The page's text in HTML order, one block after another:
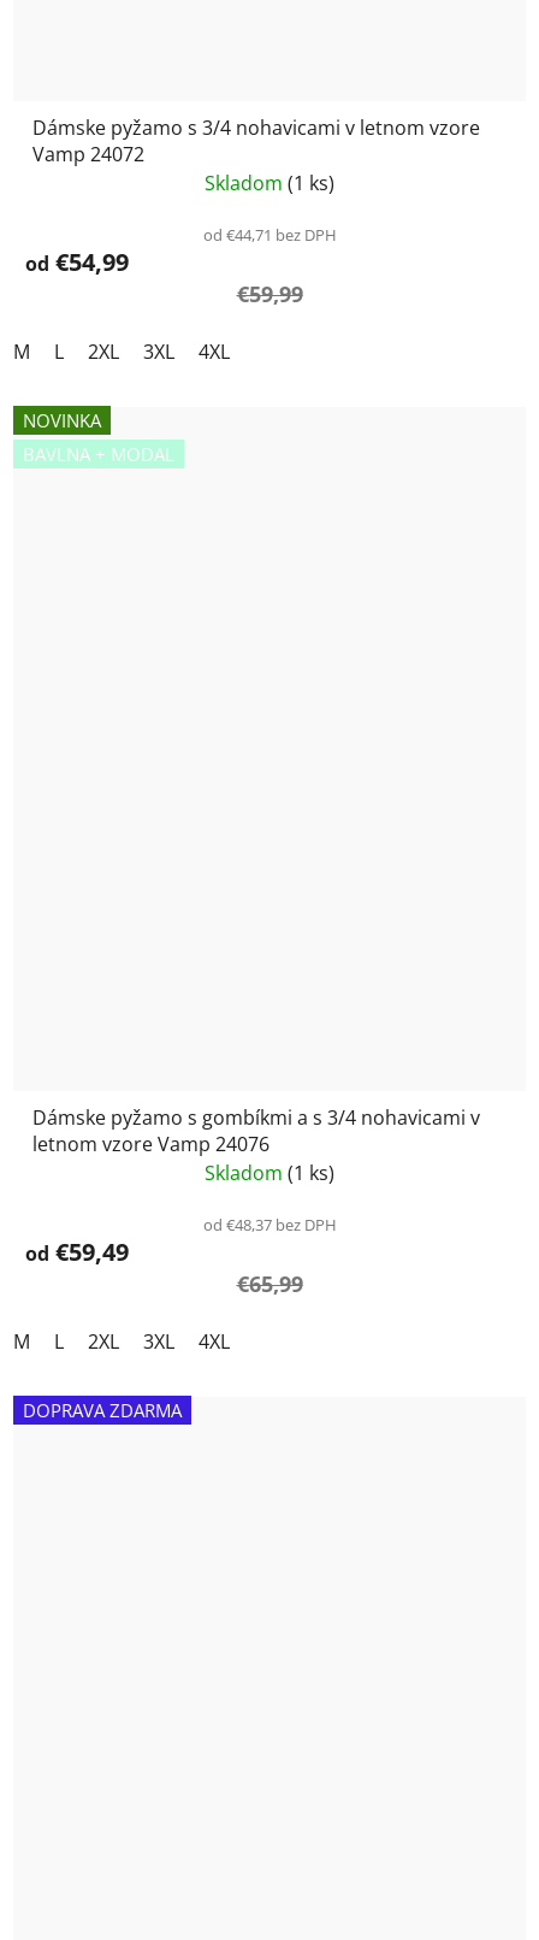
Dámske pyžamo s 3/4 nohavicami v letnom vzore
Vamp 24072
Skladom (1 ks)
od €44,71 bez DPH
od €54,99
€59,99
M L 2XL 3XL 4XL
NOVINKA
BAVLNA + MODAL
Dámske pyžamo s gombíkmi a s 3/4 nohavicami v
letnom vzore Vamp 24076
Skladom (1 ks)
od €48,37 bez DPH
od €59,49
€65,99
M L 2XL 3XL 4XL
DOPRAVA ZDARMA